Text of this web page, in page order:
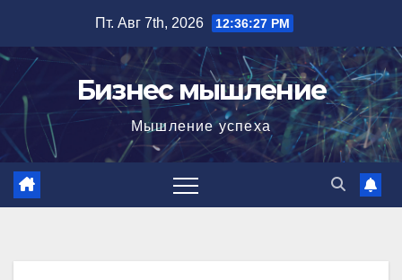
содержимому
Пт. Авг 7th, 2026 12:36:28 PM
Бизнес мышление
Мышление успеха